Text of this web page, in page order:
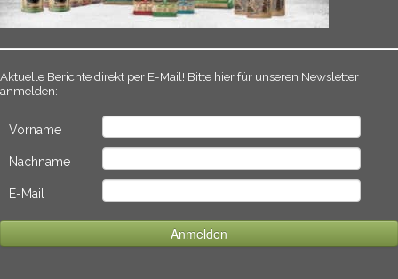
Aktuelle Berichte direkt per E-Mail! Bitte hier für unseren Newsletter
anmelden:
Vorname
Nachname
E-Mail